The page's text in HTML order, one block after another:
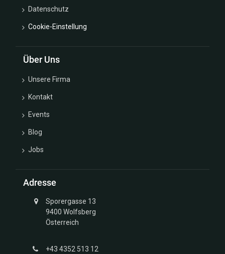
Datenschutz
Cookie-Einstellung
Über Uns
Unsere Firma
Kontakt
Events
Blog
Jobs
Adresse
Sporergasse 13
9400 Wolfsberg
Österreich
+43 4352 513 12